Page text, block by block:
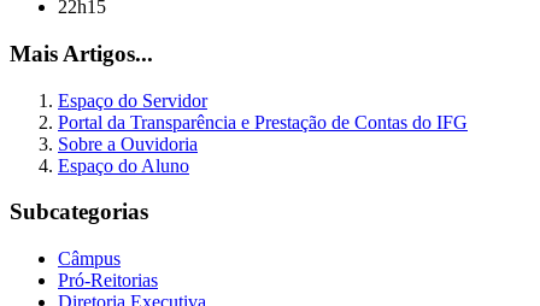
22h15
Mais Artigos...
Espaço do Servidor
Portal da Transparência e Prestação de Contas do IFG
Sobre a Ouvidoria
Espaço do Aluno
Subcategorias
Câmpus
Pró-Reitorias